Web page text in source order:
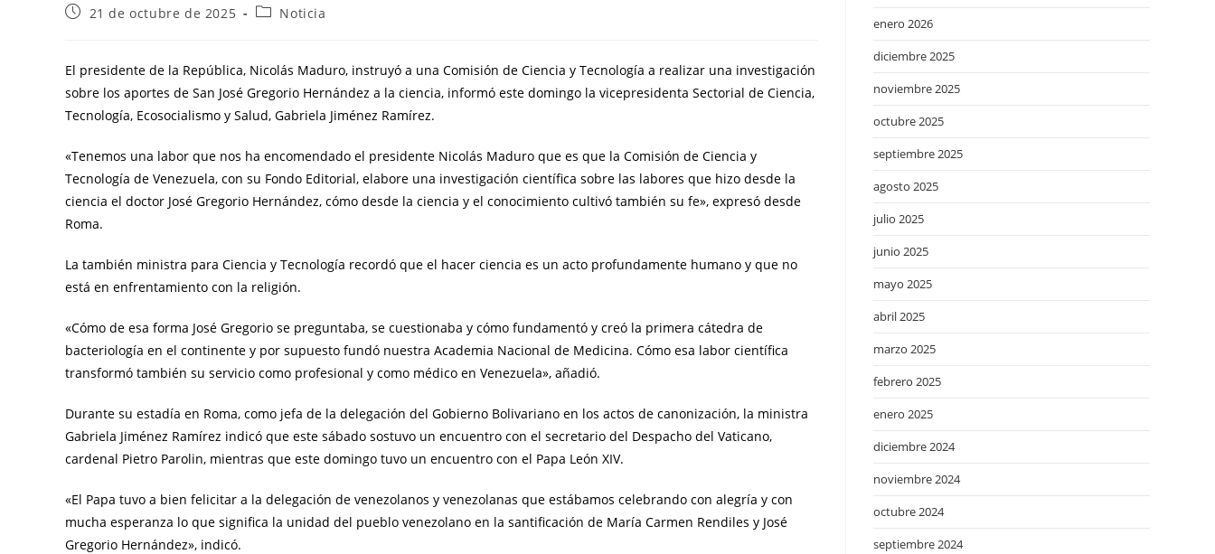
21 de octubre de 2025 Noticia
El presidente de la República, Nicolás Maduro, instruyó a una Comisión de Ciencia y Tecnología a realizar una investigación
sobre los aportes de San José Gregorio Hernández a la ciencia, informó este domingo la vicepresidenta Sectorial de Ciencia,
Tecnología, Ecosocialismo y Salud, Gabriela Jiménez Ramírez.
«Tenemos una labor que nos ha encomendado el presidente Nicolás Maduro que es que la Comisión de Ciencia y
Tecnología de Venezuela, con su Fondo Editorial, elabore una investigación científica sobre las labores que hizo desde la
ciencia el doctor José Gregorio Hernández, cómo desde la ciencia y el conocimiento cultivó también su fe», expresó desde
Roma.
La también ministra para Ciencia y Tecnología recordó que el hacer ciencia es un acto profundamente humano y que no
está en enfrentamiento con la religión.
«Cómo de esa forma José Gregorio se preguntaba, se cuestionaba y cómo fundamentó y creó la primera cátedra de
bacteriología en el continente y por supuesto fundó nuestra Academia Nacional de Medicina. Cómo esa labor científica
transformó también su servicio como profesional y como médico en Venezuela», añadió.
Durante su estadía en Roma, como jefa de la delegación del Gobierno Bolivariano en los actos de canonización, la ministra
Gabriela Jiménez Ramírez indicó que este sábado sostuvo un encuentro con el secretario del Despacho del Vaticano,
cardenal Pietro Parolin, mientras que este domingo tuvo un encuentro con el Papa León XIV.
«El Papa tuvo a bien felicitar a la delegación de venezolanos y venezolanas que estábamos celebrando con alegría y con
mucha esperanza lo que significa la unidad del pueblo venezolano en la santificación de María Carmen Rendiles y José
Gregorio Hernández», indicó.
enero 2026
diciembre 2025
noviembre 2025
octubre 2025
septiembre 2025
agosto 2025
julio 2025
junio 2025
mayo 2025
abril 2025
marzo 2025
febrero 2025
enero 2025
diciembre 2024
noviembre 2024
octubre 2024
septiembre 2024